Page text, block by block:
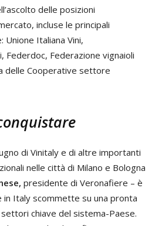
delle posizioni
incluse le principali
Italiana Vini,
Federdoc, Federazione vignaioli
delle Cooperative settore
di Vinitaly e di altre importanti
nelle città di Milano e Bologna
, presidente di Veronafiere – è
in Italy scommette su una pronta
chiave del sistema-Paese.